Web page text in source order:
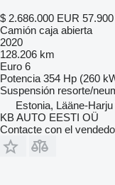
$ 2.686.000 EUR 57.900
Camión caja abierta
2020
128.206 km
Euro 6
Potencia 354 Hp (260
Suspensión resorte/
Estonia, Lääne-Harju
KB AUTO EESTI OÜ
Contacte con el